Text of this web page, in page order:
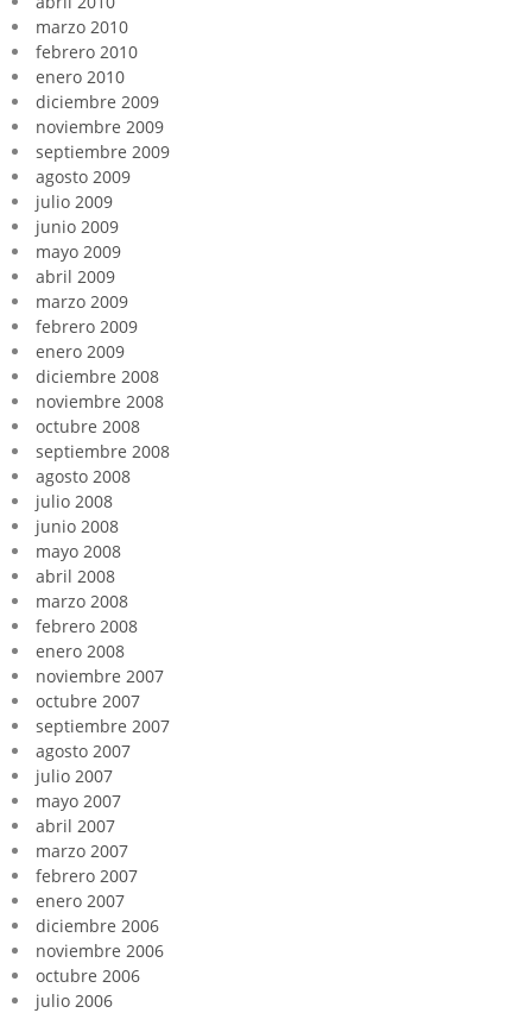
marzo 2010
febrero 2010
enero 2010
diciembre 2009
noviembre 2009
septiembre 2009
agosto 2009
julio 2009
junio 2009
mayo 2009
abril 2009
marzo 2009
febrero 2009
enero 2009
diciembre 2008
noviembre 2008
octubre 2008
septiembre 2008
agosto 2008
julio 2008
junio 2008
mayo 2008
abril 2008
marzo 2008
febrero 2008
enero 2008
noviembre 2007
octubre 2007
septiembre 2007
agosto 2007
julio 2007
mayo 2007
abril 2007
marzo 2007
febrero 2007
enero 2007
diciembre 2006
noviembre 2006
octubre 2006
julio 2006